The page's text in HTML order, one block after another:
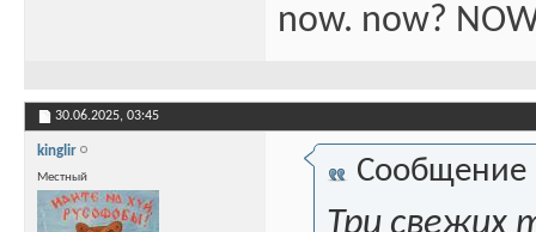
now. now?
30.06.2025, 03:45
kinglir
Местный Сообщение